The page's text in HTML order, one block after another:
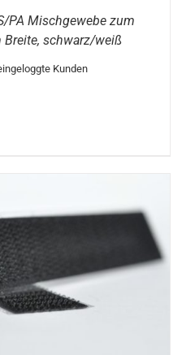
PA Mischgewebe zum
Breite, schwarz/weiß
Kunden